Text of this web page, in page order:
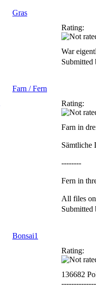
Gras
Rating:
War
Farn / Fern
Rating:
Farn in
Sämtliche
--------
Fern in
All files
Bonsai1
Rating:
136682